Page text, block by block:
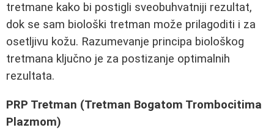
tretmane kako bi postigli sveobuhvatniji rezultat,
dok se sam biološki tretman može prilagoditi i za
osetljivu kožu. Razumevanje principa biološkog
tretmana ključno je za postizanje optimalnih
rezultata.
PRP Tretman (Tretman Bogatom Trombocitima
Plazmom)